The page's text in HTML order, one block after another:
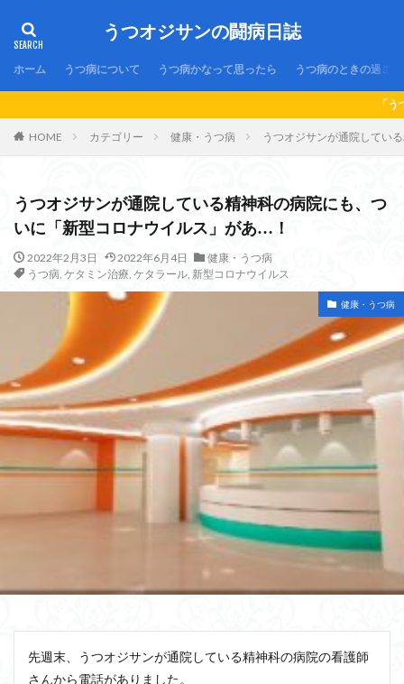
うつオジサンの闘病日誌
ホーム うつ病について うつ病かなって思ったら うつ病のときの過ご
「うつ病歴21年目」のオジサン
HOME カテゴリー 健康・うつ病 うつオジサンが通院してい
うつオジサンが通院している精神科の病院にも、つ
いに「新型コロナウイルス」があ…！
2022年2月3日 2022年6月4日
健康・うつ病
うつ病, ケタミン治療, ケタラール, 新型コロナウイルス
健康・うつ病
先週末、うつオジサンが通院している精神科の病院の看護師
さんから電話がありました。